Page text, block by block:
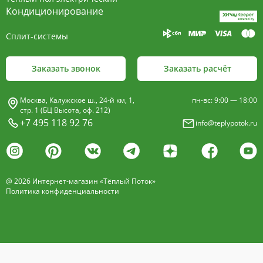
пластины, покрыт износостойким порошковым
покрытием чёрного цвета.
- изготавливается двух типов: рулонная и
анодированный алюминий четырёх цветов -
золото, бронза, чёрный, серебро (без доплат)
дерево – дуб натуральный
нержавеющая сталь
Кондиционирование
Сплит-системы
Заказать звонок Заказать расчёт
Москва, Калужское ш., 24-й км, 1,
стр. 1 (БЦ Высота, оф. 212)
+7 495 118 92 76
пн-вс: 9:00 — 18:00
info@teplypotok.ru
@ 2026 Интернет-магазин «Тёплый Поток»
Политика конфиденциальности